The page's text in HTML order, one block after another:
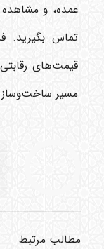
عمده، و
تماس بگیرید.
قیمت‌های
مسیر
مطالب مرتبط